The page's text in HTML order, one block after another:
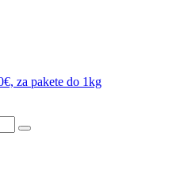
za pakete do 1kg